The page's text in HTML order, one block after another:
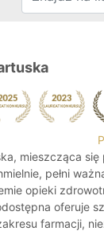
mieszcząca się
pełni
opieki
oferuje
farmacji,